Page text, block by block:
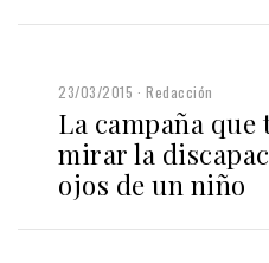
23/03/2015 Redacción
La campaña que
mirar la
ojos de un niño